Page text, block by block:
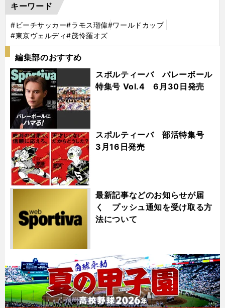
キーワード
#ビーチサッカー#ラモス瑠偉#ワールドカップ
#東京ヴェルディ#茂怜羅オズ
編集部のおすすめ
スポルティーバ バレーボール
特集号 Vol.4 6月30日発売
スポルティーバ 部活特集号
3月16日発売
最新記事などのお知らせが届
く プッシュ通知を受け取る方
法について